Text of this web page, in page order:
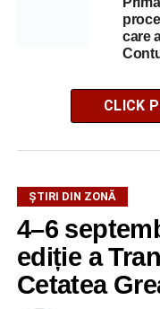
care
CLICK
ȘTIRI DIN ZONĂ
4–6
ediție a
Cetatea